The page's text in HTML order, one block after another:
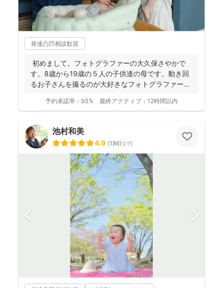
発達凸凹相談歓迎
初めまして。フォトグラファーの大久保さやかで
す。8歳から19歳の５人の子供達の母です。動き回
るお子さんを撮るのが大好きなフォトグラファーで
予約承諾率： 93% 最終アクティブ： 12時間以内
池村和美
4.9 (186)女性